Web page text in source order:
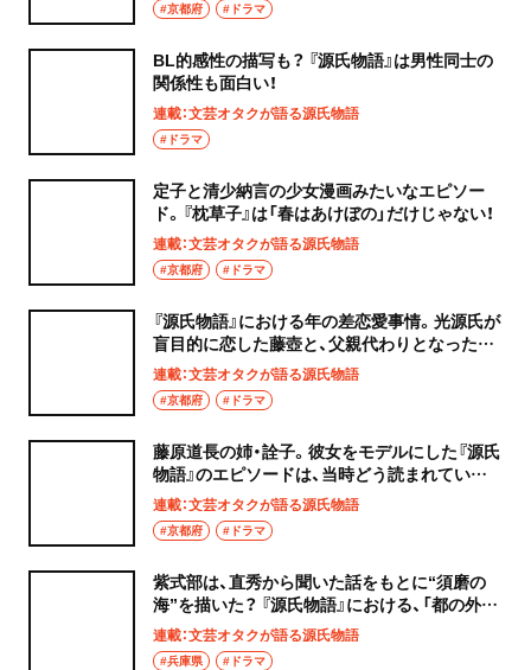
#京都府 #ドラマ
BL的感性の描写も？ 『源氏物語』は男性同士の
関係性も面白い！
連載：文芸オタクが語る源氏物語
#ドラマ
定子と清少納言の少女漫画みたいなエピソー
ド。『枕草子』は「春はあけぼの」だけじゃない！
連載：文芸オタクが語る源氏物語
#京都府 #ドラマ
『源氏物語』における年の差恋愛事情。光源氏が
盲目的に恋した藤壺と、父親代わりとなった玉
鬘
連載：文芸オタクが語る源氏物語
#京都府 #ドラマ
藤原道長の姉・詮子。彼女をモデルにした『源氏
物語』のエピソードは、当時どう読まれていた
のか？
連載：文芸オタクが語る源氏物語
#京都府 #ドラマ
紫式部は、直秀から聞いた話をもとに“須磨の
海”を描いた？ 『源氏物語』における、「都の外」
の風景描写
連載：文芸オタクが語る源氏物語
#兵庫県 #ドラマ